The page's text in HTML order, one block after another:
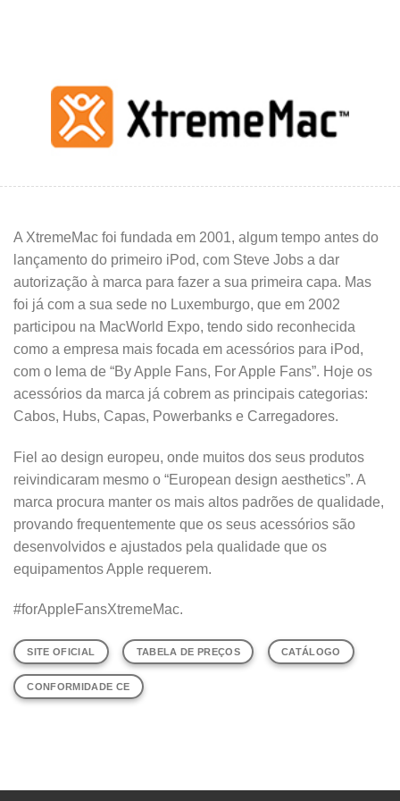
A XtremeMac foi fundada em 2001, algum tempo antes do
lançamento do primeiro iPod, com Steve Jobs a dar
autorização à marca para fazer a sua primeira capa. Mas
foi já com a sua sede no Luxemburgo, que em 2002
participou na MacWorld Expo, tendo sido reconhecida
como a empresa mais focada em acessórios para iPod,
com o lema de “By Apple Fans, For Apple Fans”. Hoje os
acessórios da marca já cobrem as principais categorias:
Cabos, Hubs, Capas, Powerbanks e Carregadores.
Fiel ao design europeu, onde muitos dos seus produtos
reivindicaram mesmo o “European design aesthetics”. A
marca procura manter os mais altos padrões de qualidade,
provando frequentemente que os seus acessórios são
desenvolvidos e ajustados pela qualidade que os
equipamentos Apple requerem.
#forAppleFansXtremeMac.
SITE OFICIAL TABELA DE PREÇOS CATÁLOGO
CONFORMIDADE CE